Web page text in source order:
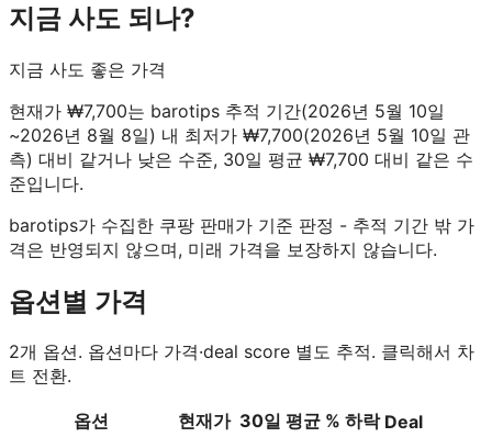
지금 사도 되나?
지금 사도 좋은 가격
현재가 ₩7,700는 barotips 추적 기간(2026년 5월 10일
~2026년 8월 8일) 내 최저가 ₩7,700(2026년 5월 10일 관
측) 대비 같거나 낮은 수준, 30일 평균 ₩7,700 대비 같은 수
준입니다.
barotips가 수집한 쿠팡 판매가 기준 판정 - 추적 기간 밖 가
격은 반영되지 않으며, 미래 가격을 보장하지 않습니다.
옵션별 가격
2개 옵션. 옵션마다 가격·deal score 별도 추적. 클릭해서 차
트 전환.
옵션 현재가 30일 평균 % 하락 Deal